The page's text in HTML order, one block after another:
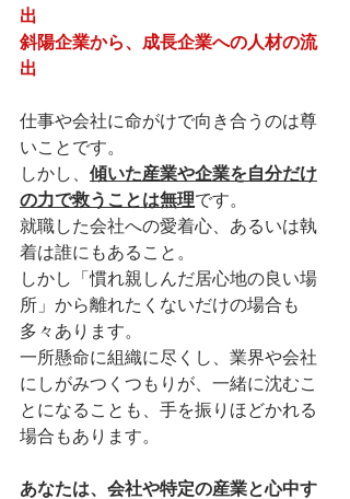
出
斜陽企業から、成長企業への人材の流
出
仕事や会社に命がけで向き合うのは尊
いことです。
しかし、 傾いた産業や企業を自分だけ
の力で救うことは無理です。
就職した会社への愛着心、あるいは執
着は誰にもあること。
しかし「慣れ親しんだ居心地の良い場
所」から離れたくないだけの場合も
多々あります。
一所懸命に組織に尽くし、業界や会社
にしがみつくつもりが、一緒に沈むこ
とになることも、手を振りほどかれる
場合もあります。
あなたは、会社や特定の産業と心中す